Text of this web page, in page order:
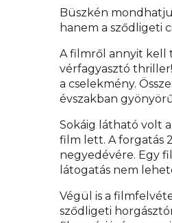
Büszkén
hanem a sződligeti
A filmről annyit kell
vérfagyasztó
a cselekmény.
évszakban
Sokáig látható volt
film lett. A forgatás
negyedévére. Egy
látogatás nem
Végül is a
sződligeti